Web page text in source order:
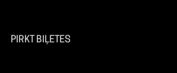
PIRKT BIĻETES